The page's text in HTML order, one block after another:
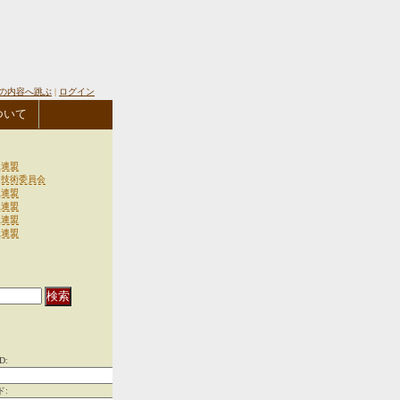
内容へ跳ぶ | ログイン
いて
盟
術委員会
盟
盟
盟
盟
: